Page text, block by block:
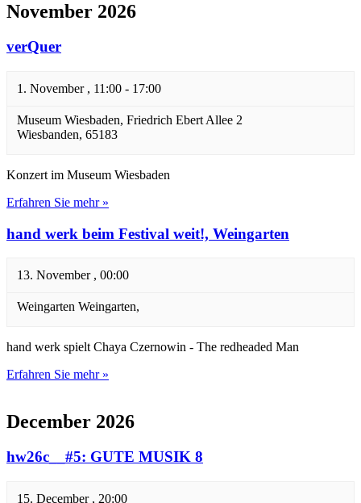
November 2026
verQuer
1. November , 11:00 - 17:00
Museum Wiesbaden, Friedrich Ebert Allee 2
Wiesbanden, 65183
Konzert im Museum Wiesbaden
Erfahren Sie mehr »
hand werk beim Festival weit!, Weingarten
13. November , 00:00
Weingarten Weingarten,
hand werk spielt Chaya Czernowin - The redheaded Man
Erfahren Sie mehr »
December 2026
hw26c__#5: GUTE MUSIK 8
15. December , 20:00